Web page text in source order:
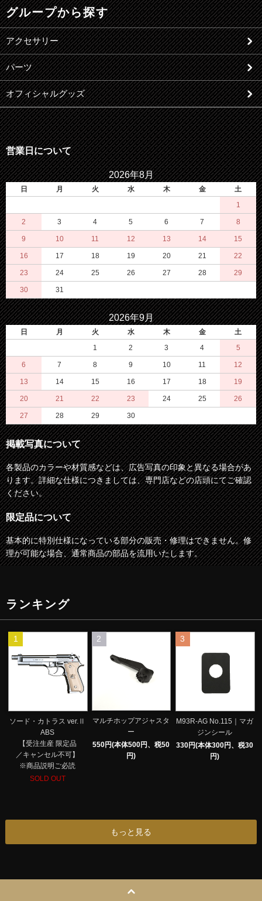
グループから探す
アクセサリー
パーツ
オフィシャルグッズ
営業日について
2026年8月
日 月 火 水 木 金
土
1
2 3 4 5 6 7 8
9 10 11 12 13 14 15
16 17 18 19 20 21 22
23 24 25 26 27 28 29
30 31
2026年9月
日 月 火 水 木 金
土
1
2 3 4 5
6 7 8 9 10 11 12
13 14 15 16 17 18 19
20 21 22 23 24 25 26
27 28 29 30
掲載写真について
各製品のカラーや材質感などは、広告写真の印象と異なる場合があ
ります。詳細な仕様につきましては、専門店などの店頭にてご確認
ください。
限定品について
基本的に特別仕様になっている部分の販売・修理はできません。修
理が可能な場合、通常商品の部品を流用いたします。
ランキング
1
ソード・カトラス ver.Ⅱ
ABS
【受注生産 限定品
／キャンセル不可】
※商品説明ご必読
SOLD OUT
2
マルチホップアジャスタ
ー
550円(本体500円、税50
円)
3
M93R-AG No.115｜マガ
ジンシール
330円(本体300円、税30
円)
もっと見る